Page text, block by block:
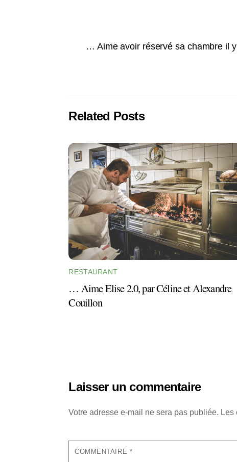
… Aime avoir réservé sa chambre il
Related Posts
RESTAURANT
… Aime Elise 2.0, par Céline et Alexandre
Couillon
Laisser un commentaire
Votre adresse e-mail ne sera pas publiée.
COMMENTAIRE *